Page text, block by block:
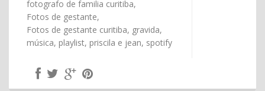
fotografo de familia curitiba,
Fotos de gestante,
Fotos de gestante curitiba, gravida,
música, playlist, priscila e jean, spotify